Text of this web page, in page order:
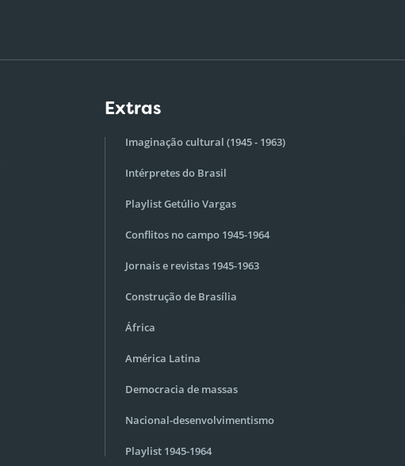
Extras
Imaginação cultural (1945 - 1963)
Intérpretes do Brasil
Playlist Getúlio Vargas
Conflitos no campo 1945-1964
Jornais e revistas 1945-1963
Construção de Brasília
África
América Latina
Democracia de massas
Nacional-desenvolvimentismo
Playlist 1945-1964